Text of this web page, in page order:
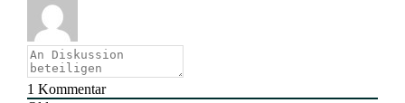
1 Kommentar